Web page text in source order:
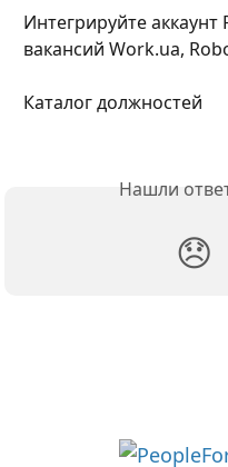
Интегрируйте
вакансий Work.ua,
Каталог должностей
Нашли
😞